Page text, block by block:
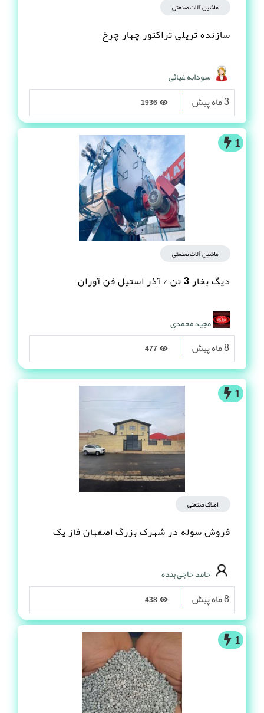
ماشین آلات صنعتی
سازنده تریلی تراکتور چهار چرخ
سودابه غیاثی
3 ماه پیش
1
ماشین آلات صنعتی
دیگ بخار 3 تن / آذر استیل فن آوران
مجید محمدی
8 ماه پیش
1
املاک صنعتی
فروش سوله در شهرک بزرگ اصفهان فاز یک
حامد حاجي بنده
8 ماه پیش
1